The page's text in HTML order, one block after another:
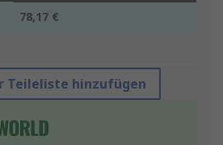
78,17 €
Teileliste hinzufügen